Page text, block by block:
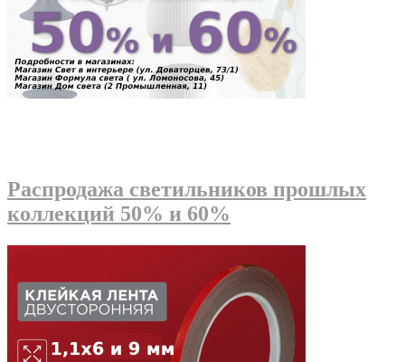
Распродажа светильников прошлых
коллекций 50% и 60%